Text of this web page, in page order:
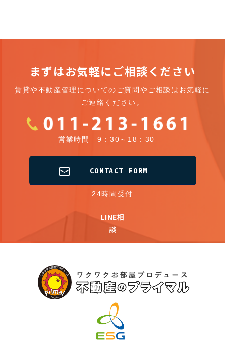
まずはお気軽にご相談ください
賃貸や不動産管理についての ご質問やご相談はお気軽に
ご連絡ください。
営業時間 9：30～18：30
CONTACT FORM
24時間受付
LINE相
談